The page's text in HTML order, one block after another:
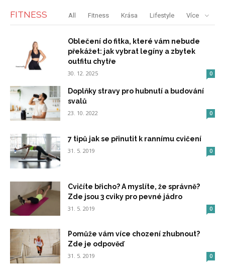
FITNESS All Fitness Krása Lifestyle Více
Oblečení do fitka, které vám nebude
překážet: jak vybrat legíny a zbytek
outfitu chytře
30. 12. 2025 0
Doplňky stravy pro hubnutí a budování
svalů
23. 10. 2022 0
7 tipů jak se přinutit k rannímu cvičení
31. 5. 2019 0
Cvičíte břicho? A myslíte, že správně?
Zde jsou 3 cviky pro pevné jádro
31. 5. 2019 0
Pomůže vám více chození zhubnout?
Zde je odpověď
31. 5. 2019 0